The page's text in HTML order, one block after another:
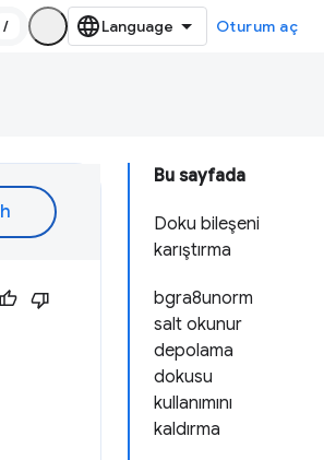
/ Oturum aç
Bu sayfada
Doku bileşeni
karıştırma
bgra8unorm
salt okunur
depolama
dokusu
kullanımını
kaldırma